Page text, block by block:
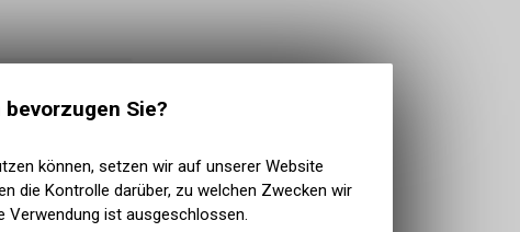
Sie?
können, setzen wir auf unserer Website
die Kontrolle darüber, zu welchen Zwecken wir
Verwendung ist ausgeschlossen.